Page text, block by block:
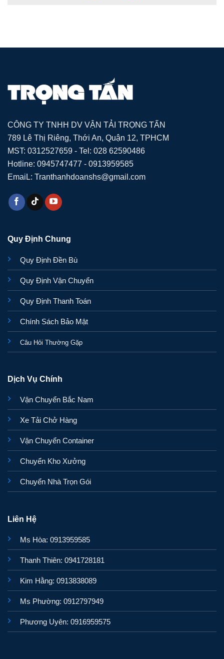
CÔNG TY TNHH DV VẬN TẢI TRỌNG TẤN
789 Lê Thị Riêng, Thới An, Quận 12, TPHCM
MST: 0312527659 - Tel: 028 62590486
Hotline: 0945747477 - 0913959585
EmaiL: Tranthanhdoanshs@gmail.com
Quy Định Chung
Quy Định Đền Bù
Quy Định Vận Chuyển
Quy Định Thanh Toán
Chính Sách Bảo Mật
Câu Hỏi Thường Gặp
Dịch Vụ Chính
Vận Chuyển Bắc Nam
Xe Tải Chở Hàng
Vận Chuyển Container
Chuyển Kho Xưởng
Chuyển Nhà Trọn Gói
Liên Hệ
Ms Hòa: 0913959585
Thanh Thiên: 0941728181
Kim Hằng: 0913838089
Ms Phường: 0912797949
Phương Uyên: 0916959575